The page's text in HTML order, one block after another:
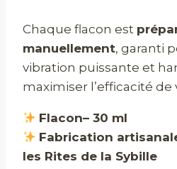
Chaque flacon est
manuellement, garanti
vibration puissante et
maximiser l’efficacité de
Flacon– 30 ml
Fabrication
les Rites de la Sybille